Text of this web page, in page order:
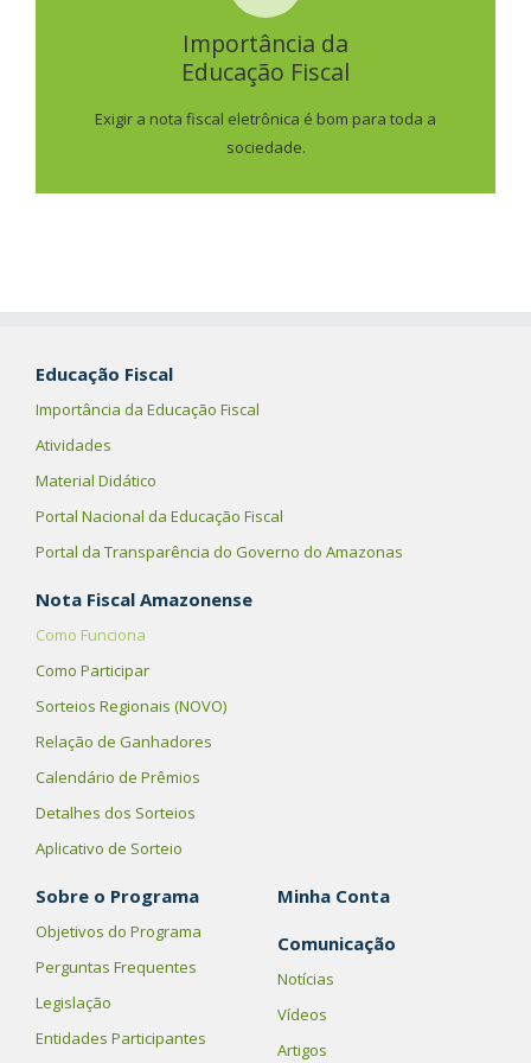
Importância da
Educação Fiscal
Exigir a nota fiscal eletrônica é bom para toda a
sociedade.
SAIBA MAIS
Educação Fiscal
Importância da Educação Fiscal
Atividades
Material Didático
Portal Nacional da Educação Fiscal
Portal da Transparência do Governo do Amazonas
Nota Fiscal Amazonense
Como Funciona
Como Participar
Sorteios Regionais (NOVO)
Relação de Ganhadores
Calendário de Prêmios
Detalhes dos Sorteios
Aplicativo de Sorteio
Sobre o Programa
Objetivos do Programa
Perguntas Frequentes
Legislação
Entidades Participantes
Minha Conta
Comunicação
Notícias
Vídeos
Artigos